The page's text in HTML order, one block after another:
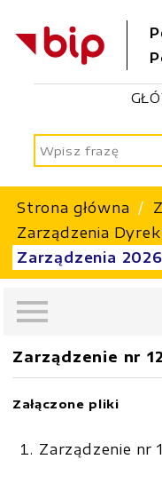
Strona główna
Zarządzenia
Zarządzenia 2026
Zarządzenie nr
Załączone pliki
Zarządzenie nr